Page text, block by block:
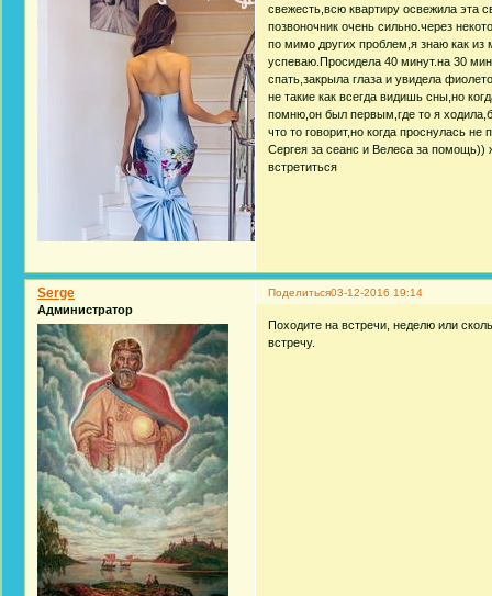
свежесть,всю квартиру освежила эта
позвоночник очень сильно.через
по мимо других проблем,я знаю как
успеваю.Просидела 40 минут.на 30
спать,закрыла глаза и увидела
не такие как всегда видишь сны,но
помню,он был первым,где то я
что то говорит,но когда проснулась
Сергея за сеанс и Велеса за помощь))
встретиться
Поделиться03-12-2016 19:14
Serge
Администратор
Походите на встречи, неделю или
встречу.